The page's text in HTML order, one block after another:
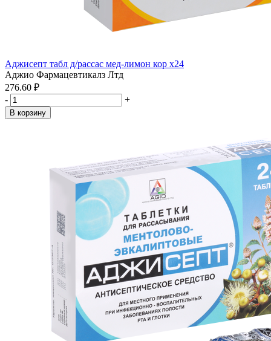
Аджисепт табл д/рассас мед-лимон кор x24
Аджио Фармацевтикалз Лтд
276.60 ₽
-
+
В корзину